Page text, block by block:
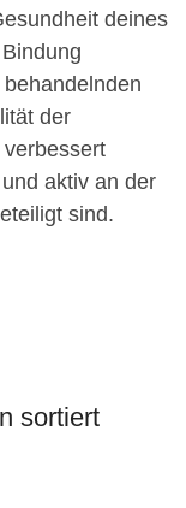
deines
der
aktiv an der
sind.
sortiert